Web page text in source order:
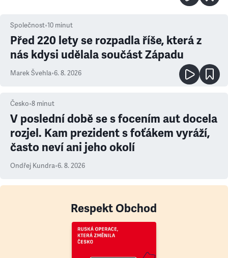
Společnost•10 minut
Před 220 lety se rozpadla říše, která z
nás kdysi udělala součást Západu
Marek Švehla•6. 8. 2026
Česko•8 minut
V poslední době se s focením aut docela
rozjel. Kam prezident s foťákem vyráží,
často neví ani jeho okolí
Ondřej Kundra•6. 8. 2026
Respekt Obchod